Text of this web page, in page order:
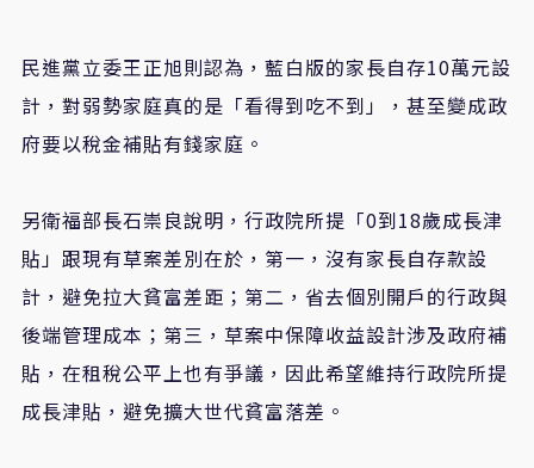
民進黨立委王正旭則認為，藍白版的家長自存10萬元設
計，對弱勢家庭真的是「看得到吃不到」，甚至變成政
府要以稅金補貼有錢家庭。
另衛福部長石崇良說明，行政院所提「0到18歲成長津
貼」跟現有草案差別在於，第一，沒有家長自存款設
計，避免拉大貧富差距；第二，省去個別開戶的行政與
後端管理成本；第三，草案中保障收益設計涉及政府補
貼，在租稅公平上也有爭議，因此希望維持行政院所提
成長津貼，避免擴大世代貧富落差。